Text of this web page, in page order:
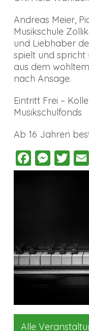
Andreas Meier,
Musikschule
und Liebhaber
spielt und spricht
aus dem
nach Ansage.
Eintritt Frei –
Musikschulfonds
Ab 16 Jahren
FacebookMessenger
Twitter
Alle